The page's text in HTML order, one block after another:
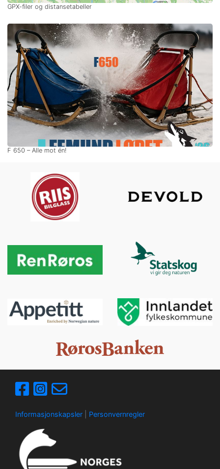
GPX-filer og distansetabeller
F 650 – Alle mot én!
Informasjonskapsler Personvernregler